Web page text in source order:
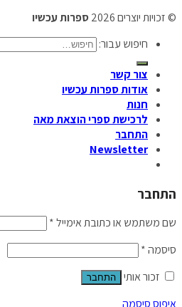
© זכויות יוצרים 2026
ספרות עכשיו
חיפוש עבור:
צור קשר
אודות ספרות עכשיו
חנות
לרכישת ספרי הוצאת מאה
התחבר
Newsletter
התחבר
שם משתמש או כתובת אימייל*
סיסמה*
זכור אותי
התחבר